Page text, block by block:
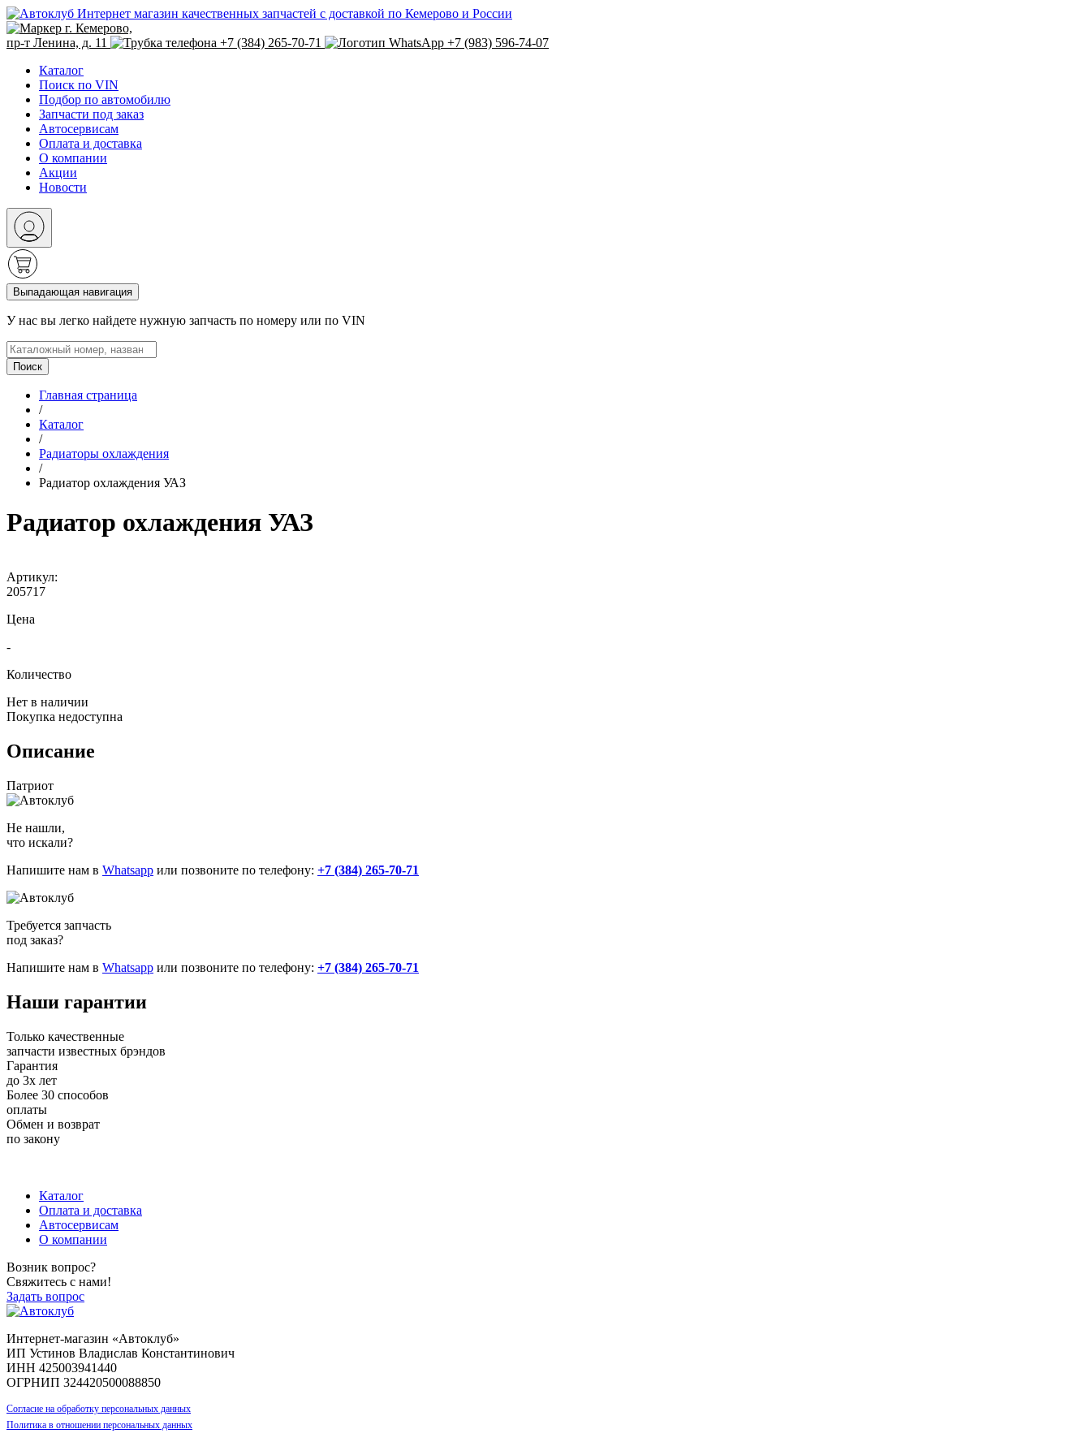
Интернет магазин качественных запчастей с доставкой по Кемерово и России
г. Кемерово,
пр-т Ленина, д. 11
+7 (384) 265-70-71
+7 (983) 596-74-07
Каталог
Поиск по VIN
Подбор по автомобилю
Запчасти под заказ
Автосервисам
Оплата и доставка
О компании
Акции
Новости
Выпадающая навигация
У нас вы легко найдете нужную запчасть по номеру или по VIN
Поиск
Главная страница
/
Каталог
/
Радиаторы охлаждения
/
Радиатор охлаждения УАЗ
Радиатор охлаждения УАЗ
Артикул:
205717
Цена
-
Количество
Нет в наличии
Покупка недоступна
Описание
Патриот
Не нашли,
что искали?
Напишите нам в Whatsapp или позвоните по телефону: +7 (384) 265-70-71
Требуется запчасть
под заказ?
Напишите нам в Whatsapp или позвоните по телефону: +7 (384) 265-70-71
Наши гарантии
Только качественные
запчасти известных брэндов
Гарантия
до 3х лет
Более 30 способов
оплаты
Обмен и возврат
по закону
Каталог
Оплата и доставка
Автосервисам
О компании
Возник вопрос?
Свяжитесь с нами!
Задать вопрос
Интернет-магазин «Автоклуб»
ИП Устинов Владислав Константинович
ИНН 425003941440
ОГРНИП 324420500088850
Согласие на обработку персональных данных
Политика в отношении персональных данных